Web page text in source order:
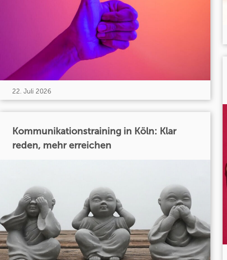
22. Juli 2026
Kommunikationstraining in Köln: Klar
reden, mehr erreichen